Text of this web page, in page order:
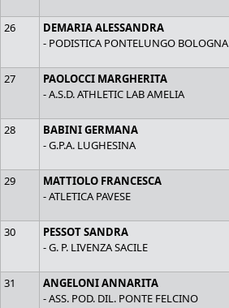
26
DEMARIA ALESSANDRA
- PODISTICA PONTELUNGO BOLOGNA
27
PAOLOCCI MARGHERITA
- A.S.D. ATHLETIC LAB AMELIA
28
BABINI GERMANA
- G.P.A. LUGHESINA
29
MATTIOLO FRANCESCA
- ATLETICA PAVESE
30
PESSOT SANDRA
- G. P. LIVENZA SACILE
31
ANGELONI ANNARITA
- ASS. POD. DIL. PONTE FELCINO